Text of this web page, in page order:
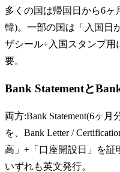
多くの国は帰国日から6ヶ
韓)。一部の国は「入国日
ザシール+入国スタンプ用
要。
Bank Statementと
両方:Bank Statement(6ヶ
を、Bank Letter /
高」+「口座開設日」を
いずれも英文発行。